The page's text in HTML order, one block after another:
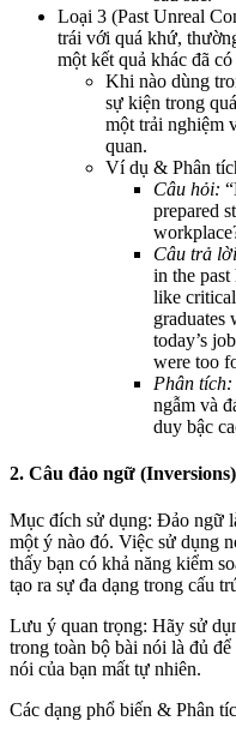
Loại 3 (Past Unreal
trái với quá khứ,
một kết quả khác đã
Khi nào dùng
sự kiện trong
một trải nghiệm
quan.
Ví dụ & Phân
Câu hỏi:
prepared
Câu trả
in the
like
graduates
today’s
were too
Phân tích:
ngẫm và
duy bậc
2. Câu đảo ngữ (Inversions)
Mục đích sử dụng: Đảo ngữ
một ý nào đó. Việc sử dụng
thấy bạn có khả năng kiểm
tạo ra sự đa dạng trong cấu
Lưu ý quan trọng: Hãy sử
trong toàn bộ bài nói là đủ
nói của bạn mất tự nhiên.
Các dạng phổ biến & Phân